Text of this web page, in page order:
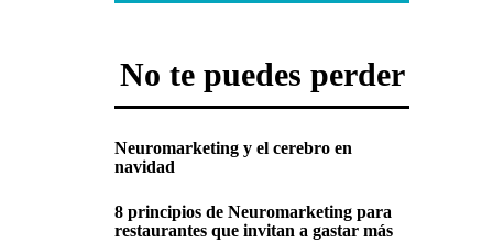
No te puedes perder
Neuromarketing y el cerebro en
navidad
8 principios de Neuromarketing para
restaurantes que invitan a gastar más